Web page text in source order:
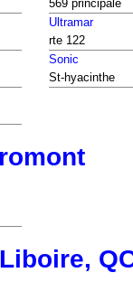
569 principale
Ultramar
rte 122
Sonic
St-hyacinthe